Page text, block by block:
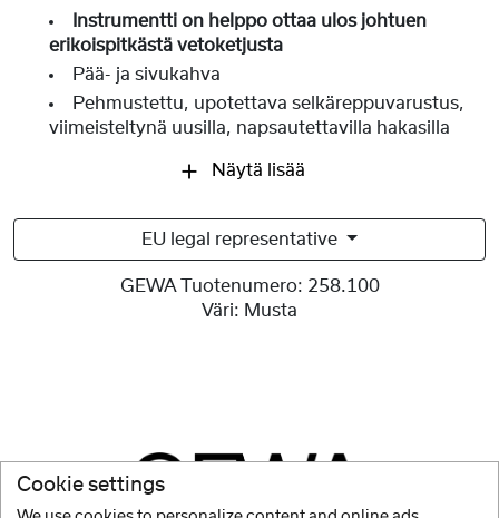
Instrumentti on helppo ottaa ulos johtuen
erikoispitkästä vetoketjusta
Pää- ja sivukahva
Pehmustettu, upotettava selkäreppuvarustus,
viimeisteltynä uusilla, napsautettavilla hakasilla
Näytä lisää
EU legal representative
GEWA Tuotenumero: 258.100
Väri: Musta
Cookie settings